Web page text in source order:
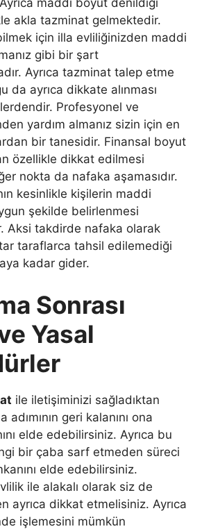
maddi boyut denildiği
akla tazminat gelmektedir.
için illa evliliğinizden maddi
gibi bir şart
Ayrıca tazminat talep etme
da ayrıca dikkate alınması
Profesyonel ve
yardım almanız sizin için en
bir tanesidir. Finansal boyut
özellikle dikkat edilmesi
nokta da nafaka aşamasıdır.
kesinlikle kişilerin maddi
şekilde belirlenmesi
Aksi takdirde nafaka olarak
taraflarca tahsil edilemediği
kadar gider.
Sonrası
Yasal
ile iletişiminizi sağladıktan
geri kalanını ona
elde edebilirsiniz. Ayrıca bu
bir çaba sarf etmeden süreci
elde edebilirsiniz.
ile alakalı olarak siz de
ayrıca dikkat etmelisiniz. Ayrıca
işlemesini mümkün